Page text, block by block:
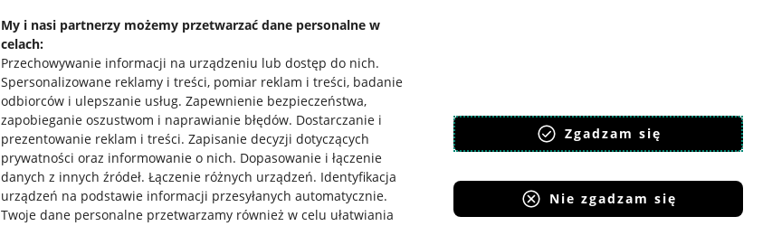
My i nasi partnerzy możemy przetwarzać dane personalne w
celach:
Przechowywanie informacji na urządzeniu lub dostęp do nich.
Spersonalizowane reklamy i treści, pomiar reklam i treści, badanie
odbiorców i ulepszanie usług. Zapewnienie bezpieczeństwa,
zapobieganie oszustwom i naprawianie błędów. Dostarczanie i
prezentowanie reklam i treści. Zapisanie decyzji dotyczących
prywatności oraz informowanie o nich. Dopasowanie i łączenie
danych z innych źródeł. Łączenie różnych urządzeń. Identyfikacja
urządzeń na podstawie informacji przesyłanych automatycznie.
Twoje dane personalne przetwarzamy również w celu ułatwiania
Zgadzam się
Nie zgadzam się
Pobierz aplikację